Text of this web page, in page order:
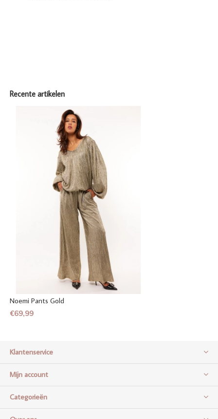
Recente artikelen
Noemi Pants Gold
€69,99
Klantenservice
Mijn account
Categorieën